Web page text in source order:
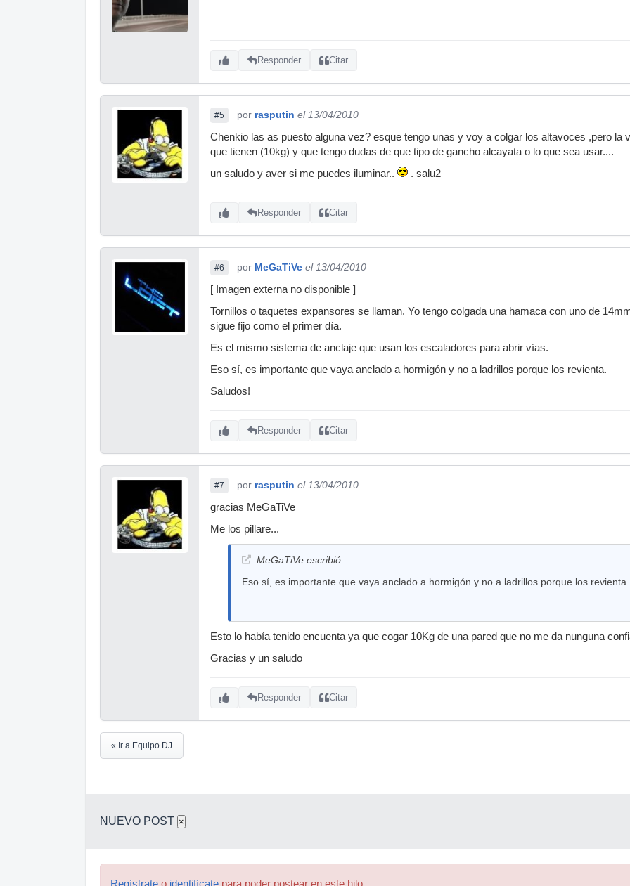
Responder Citar
#5 por rasputin el 13/04/2010
Chenkio las as puesto alguna vez? esque tengo unas y voy a colgar los altavoces ,pero la
que tienen (10kg) y que tengo dudas de que tipo de gancho alcayata o lo que sea usar....
un saludo y aver si me puedes iluminar..
. salu2
Responder Citar
#6 por MeGaTiVe el 13/04/2010
[ Imagen externa no disponible ]
Tornillos o taquetes expansores se llaman. Yo tengo colgada una hamaca con uno de
sigue fijo como el primer día.
Es el mismo sistema de anclaje que usan los escaladores para abrir vías.
Eso sí, es importante que vaya anclado a hormigón y no a ladrillos porque los revienta.
Saludos!
Responder Citar
#7 por rasputin el 13/04/2010
gracias MeGaTiVe
Me los pillare...
MeGaTiVe escribió:
Eso sí, es importante que vaya anclado a hormigón y no a ladrillos porque los revienta.
Esto lo había tenido encuenta ya que cogar 10Kg de una pared que no me da nunguna
Gracias y un saludo
Responder Citar
« Ir a Equipo DJ
NUEVO POST ×